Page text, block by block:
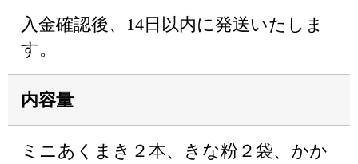
入金確認後、14日以内に発送いたしま
す。
内容量
ミニあくまき２本、きな粉２袋、かか